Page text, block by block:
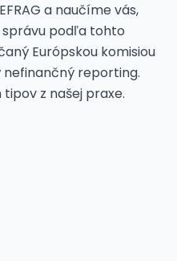
a naučíme vás,
podľa tohto
Európskou komisiou
reporting.
z našej praxe.